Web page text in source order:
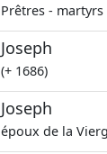
Prêtres -
Joseph
(+ 1686)
Joseph
époux de la